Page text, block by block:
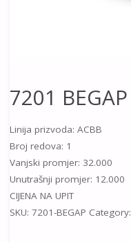
7201 BEGAP
Linija prizvoda: ACBB
Broj redova: 1
Vanjski promjer: 32.000
Unutrašnji promjer: 12.000
CIJENA NA UPIT
SKU: 7201-BEGAP Category: